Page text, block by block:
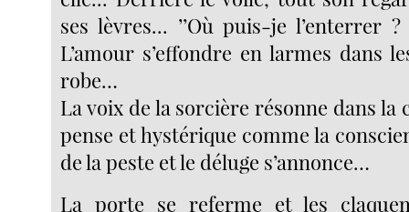
ses lèvres... ’’Où puis-je l’enterrer
L’amour s’effondre en larmes dans
robe…
La voix de la sorcière résonne dans la
pense et hystérique comme la
de la peste et le déluge s’annonce…
La porte se referme et les